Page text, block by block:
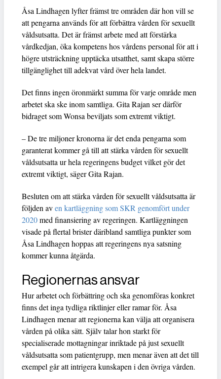
Åsa Lindhagen lyfter främst tre områden där hon vill se
att pengarna används för att förbättra vården för sexuellt
våldsutsatta. Det är främst arbete med att förstärka
vårdkedjan, öka kompetens hos vårdens personal för att i
högre utsträckning upptäcka utsatthet, samt skapa större
tillgänglighet till adekvat vård över hela landet.
Det finns ingen öronmärkt summa för varje område men
arbetet ska ske inom samtliga. Gita Rajan ser därför
bidraget som Wonsa beviljats som extremt viktigt.
– De tre miljoner kronorna är det enda pengarna som
garanterat kommer gå till att stärka vården för sexuellt
våldsutsatta ur hela regeringens budget vilket gör det
extremt viktigt, säger Gita Rajan.
Besluten om att stärka vården för sexuellt våldsutsatta är
följden aven kartläggning som SKR genomfört under
2020med finansiering av regeringen. Kartläggningen
visade på flertal brister däribland samtliga punkter som
Åsa Lindhagen hoppas att regeringens nya satsning
kommer kunna åtgärda.
Regionernas ansvar
Hur arbetet och förbättring och ska genomföras konkret
finns det inga tydliga riktlinjer eller ramar för. Åsa
Lindhagen menar att regionerna kan välja att organisera
vården på olika sätt. Själv talar hon starkt för
specialiserade mottagningar inriktade på just sexuellt
våldsutsatta som patientgrupp, men menar även att det till
exempel går att intrigera kunskapen i den övriga vården.